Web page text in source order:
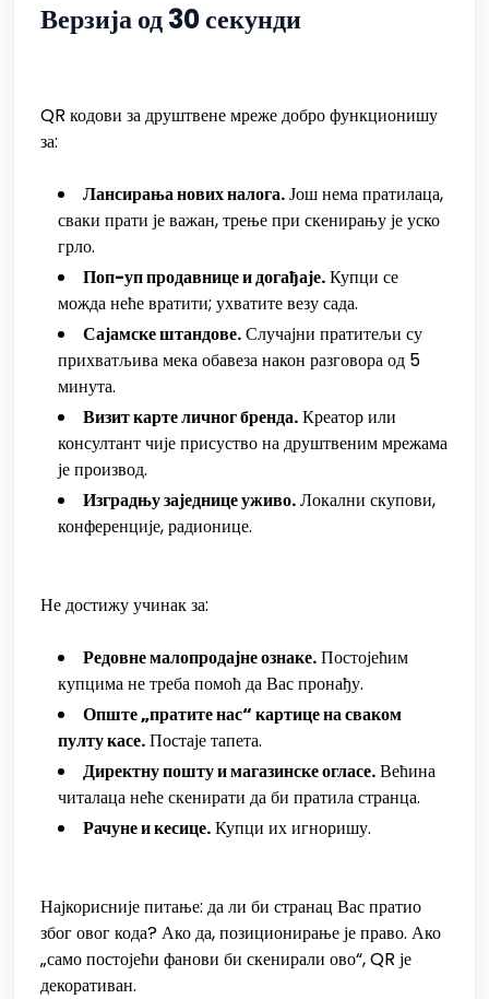
Верзија од 30 секунди
QR кодови за друштвене мреже добро функционишу
за:
Лансирања нових налога.Још нема пратилаца,
сваки прати је важан, трење при скенирању је уско
грло.
Поп-уп продавнице и догађаје.Купци се
можда неће вратити; ухватите везу сада.
Сајамске штандове.Случајни пратитељи су
прихватљива мека обавеза након разговора од 5
минута.
Визит карте личног бренда.Креатор или
консултант чије присуство на друштвеним мрежама
је производ.
Изградњу заједнице уживо.Локални скупови,
конференције, радионице.
Не достижу учинак за:
Редовне малопродајне ознаке.Постојећим
купцима не треба помоћ да Вас пронађу.
Опште „пратите нас“ картице на сваком
пулту касе.Постаје тапета.
Директну пошту и магазинске огласе.Већина
читалаца неће скенирати да би пратила странца.
Рачуне и кесице.Купци их игноришу.
Најкорисније питање: да ли би странац Вас пратио
због овог кода? Ако да, позиционирање је право. Ако
„само постојећи фанови би скенирали ово“, QR је
декоративан.